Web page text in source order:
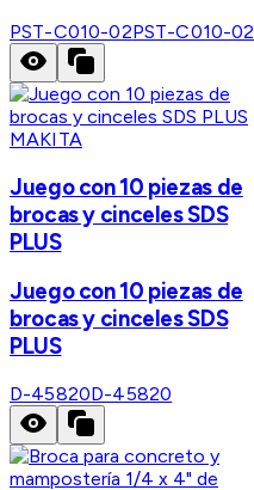
PST-C010-02PST-C010-02
MAKITA
Juego con 10 piezas de
brocas y cinceles SDS
PLUS
Juego con 10 piezas de
brocas y cinceles SDS
PLUS
D-45820D-45820